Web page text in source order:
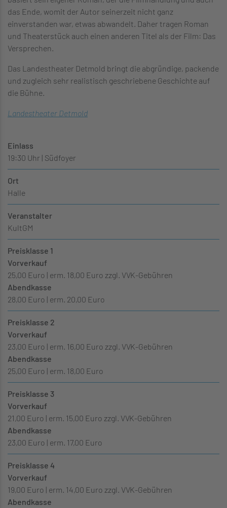
das Ende, womit der Autor seinerzeit nicht ganz
einverstanden war, etwas abwandelt. Daher tragen Roman
und Theaterstück auch einen anderen Titel als der Film: Das
Versprechen.
Das Landestheater Detmold bringt die abgründige, packende
und zugleich sehr realistisch geschriebene Geschichte auf
die Bühne.
Landestheater Detmold
Einlass
19:30 Uhr | Südfoyer
Ort
Halle
Veranstalter
KultGM
Preisklasse 1
Vorverkauf
25,00 Euro | erm. 18,00 Euro zzgl. VVK-Gebühren
Abendkasse
28,00 Euro | erm. 20,00 Euro
Preisklasse 2
Vorverkauf
23,00 Euro | erm. 16,00 Euro zzgl. VVK-Gebühren
Abendkasse
25,00 Euro | erm. 18,00 Euro
Preisklasse 3
Vorverkauf
21,00 Euro | erm. 15,00 Euro zzgl. VVK-Gebühren
Abendkasse
23,00 Euro | erm. 17,00 Euro
Preisklasse 4
Vorverkauf
19,00 Euro | erm. 14,00 Euro zzgl. VVK-Gebühren
Abendkasse